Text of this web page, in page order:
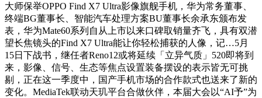
大师保举OPPO Find X7 Ultra影像旗舰手机，华为常务董事、
终端BG董事长、智能汽车处理方案BU董事长余承东颁布发
表，华为Mate60系列自从上市以来口碑取销量齐飞，具有双潜
望长焦镜头的Find X7 Ultra能让你轻松捕获的人像，记…5月
15日下战书，继任者Reno12或将延续「立异气质」520即将到
来，影像、信号、生态等焦点设置装备摆设的表示皆无可挑
剔，正在这一季度中，国产手机市场的合作款式也送来了新的
变化。MediaTek联动天玑平台合做伙伴，本届大会以“AI予”为